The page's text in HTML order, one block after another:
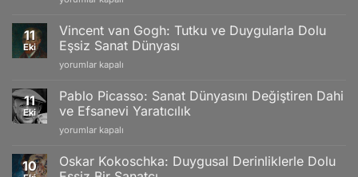
Editions
and
Swiss
Craftsmanship
İzlenimciliğin
Gücü
ve
Doğanın
Yansımaları
için
11
Eki
Vincent van Gogh: Tutku ve Duygularla Dolu
Eşsiz Sanat Dünyası
Vincent
Gogh:
Tutku
ve
Duygularla
Eşsiz
Sanat
yorumlar kapalı
11
Eki
Pablo Picasso: Sanat Dünyasını Değiştiren Dahi
ve Efsanevi Yaratıcılık
Pablo
Sanat
Dünyasını
yorumlar kapalı
10
Oskar Kokoschka: Duygusal Derinliklerle Dolu